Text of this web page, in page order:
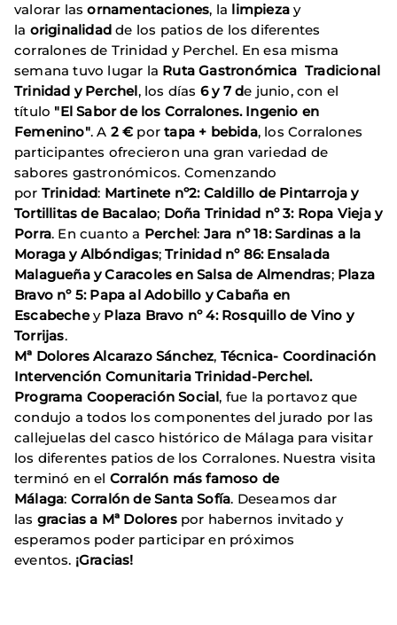
valorar las ornamentaciones, la limpieza y
la originalidad de los patios de los diferentes
corralones de Trinidad y Perchel. En esa misma
semana tuvo lugar la Ruta Gastronómica Tradicional
Trinidad y Perchel, los días 6 y 7 de junio, con el
título "El Sabor de los Corralones. Ingenio en
Femenino". A 2 € por tapa + bebida, los Corralones
participantes ofrecieron una gran variedad de
sabores gastronómicos. Comenzando
por Trinidad: Martinete nº2: Caldillo de Pintarroja y
Tortillitas de Bacalao; Doña Trinidad nº 3: Ropa Vieja y
Porra. En cuanto a Perchel: Jara nº 18: Sardinas a la
Moraga y Albóndigas; Trinidad nº 86: Ensalada
Malagueña y Caracoles en Salsa de Almendras; Plaza
Bravo nº 5: Papa al Adobillo y Cabaña en
Escabeche y Plaza Bravo nº 4: Rosquillo de Vino y
Torrijas.
Mª Dolores Alcarazo Sánchez, Técnica- Coordinación
Intervención Comunitaria Trinidad-Perchel.
Programa Cooperación Social, fue la portavoz que
condujo a todos los componentes del jurado por las
callejuelas del casco histórico de Málaga para visitar
los diferentes patios de los Corralones. Nuestra visita
terminó en el Corralón más famoso de
Málaga: Corralón de Santa Sofía. Deseamos dar
las gracias a Mª Dolores por habernos invitado y
esperamos poder participar en próximos
eventos. ¡Gracias!